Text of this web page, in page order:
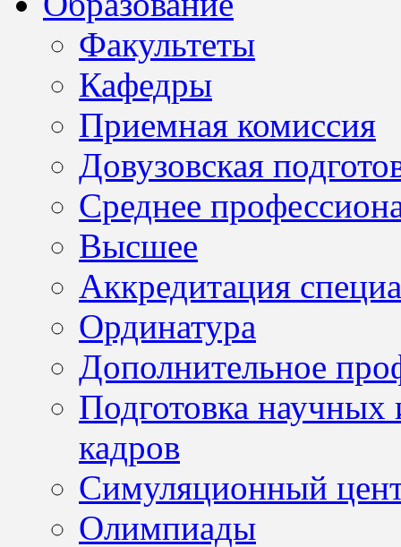
Факультеты
Кафедры
Приемная комиссия
Довузовская
Среднее
Высшее
Аккредитация
Ординатура
Дополнительное
Подготовка научных
кадров
Симуляционный
Олимпиады